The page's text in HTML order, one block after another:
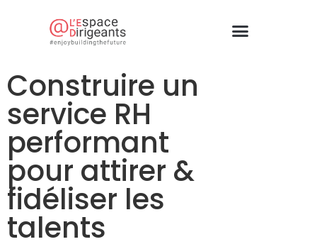
Construire un
service RH
performant
pour attirer &
fidéliser les
talents